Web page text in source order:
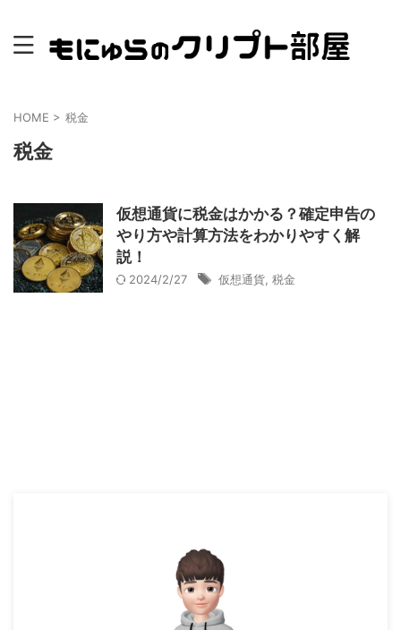
HOME > 税金
税金
仮想通貨に税金はかかる？確定申告の
やり方や計算方法をわかりやすく解
説！
2024/2/27 仮想通貨 税金